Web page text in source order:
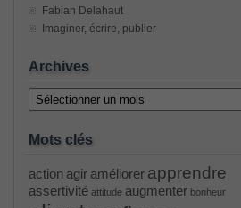
Fabian Delahaut
Imaginer, écrire, publier
Archives
Archives
Mots clés
action agir améliorer apprendre
assertivité attitude augmenter bonheur